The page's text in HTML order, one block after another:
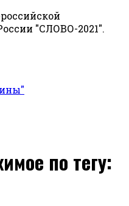
"СЛОВО-2021".
по тегу: